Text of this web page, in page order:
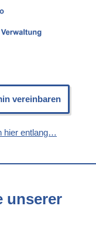
vereinbaren
hier entlang…
unserer